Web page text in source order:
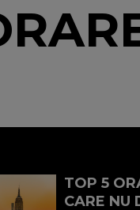
TOP 5
CARE NU